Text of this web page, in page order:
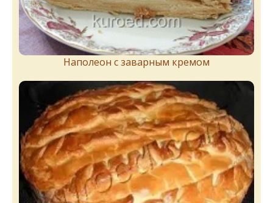
Наполеон с заварным кремом